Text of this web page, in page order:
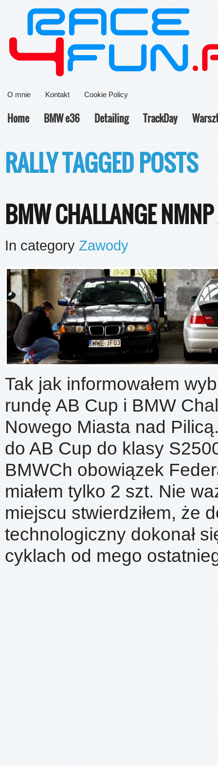
O mnie Kontakt Cookie Policy
Home BMW e36 Detailing TrackDay
RALLY TAGGED POSTS
BMW CHALLANGE
In category Zawody
Tak jak informowałem
rundę AB Cup i BMW
Nowego Miasta nad
do AB Cup do klasy
BMWCh obowiązek
miałem tylko 2 szt. Nie
miejscu stwierdziłem, że
technologiczny dokonał
cyklach od mego